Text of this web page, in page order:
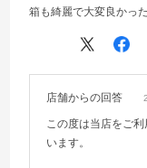
箱も綺麗で大変良かった
店舗からの回答
この度は当店をご
います。